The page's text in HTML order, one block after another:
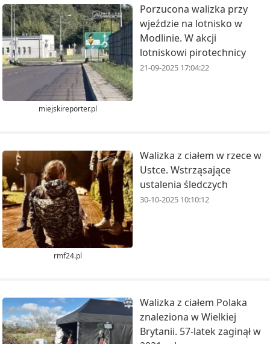
miejskireporter.pl
Porzucona walizka przy
wjeździe na lotnisko w
Modlinie. W akcji
lotniskowi pirotechnicy
21-09-2025 17:04:22
rmf24.pl
Walizka z ciałem w rzece w
Ustce. Wstrząsające
ustalenia śledczych
30-10-2025 10:10:12
Walizka z ciałem Polaka
znaleziona w Wielkiej
Brytanii. 57-latek zaginął w